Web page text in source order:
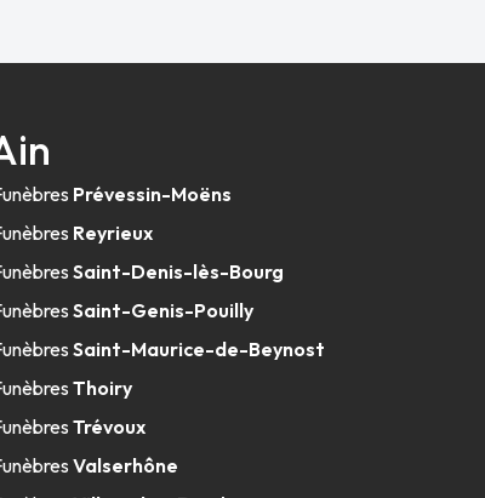
Prévessin-Moëns
Reyrieux
Saint-Denis-lès-Bourg
Saint-Genis-Pouilly
Saint-Maurice-de-Beynost
Thoiry
Trévoux
Valserhône